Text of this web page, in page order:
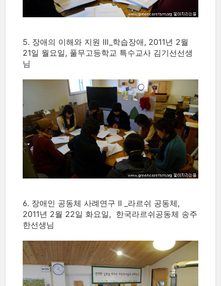
5. 장애의 이해와 지원 III_학습장애, 2011년 2월
21일 월요일, 풀무고등학교 특수교사 김기선선생
님
6. 장애인 공동체 사례연구 II _라르쉬 공동체,
2011년 2월 22일 화요일, 한국라르쉬공동체 송주
한선생님